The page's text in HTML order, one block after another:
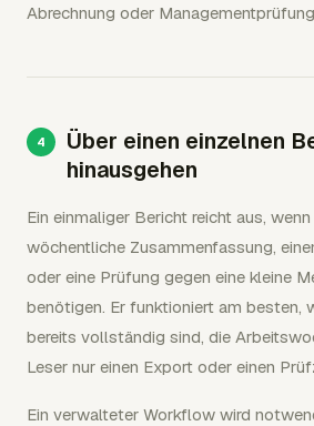
Abrechnung oder
Über einen einzelnen
hinausgehen
Ein einmaliger Bericht reicht aus,
wöchentliche Zusammenfassung,
oder eine Prüfung gegen eine kleine
benötigen. Er funktioniert am besten,
bereits vollständig sind, die
Leser nur einen Export oder einen
Ein verwalteter Workflow wird